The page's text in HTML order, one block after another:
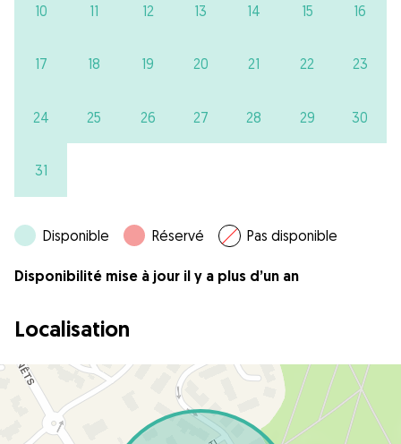
10 11 12 13 14 15 16
17 18 19 20 21 22 23
24 25 26 27 28 29 30
31
Disponible Réservé Pas disponible
Disponibilité mise à jour il y a plus d’un an
Localisation